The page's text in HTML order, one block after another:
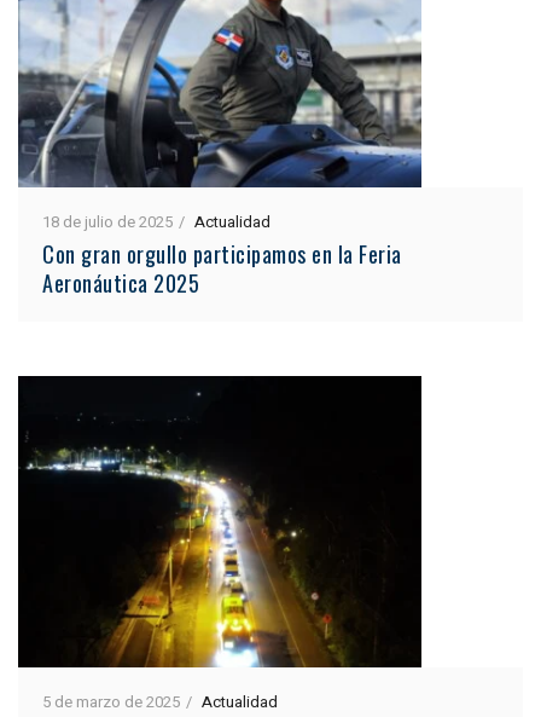
18 de julio de 2025 Actualidad
Con gran orgullo participamos en la Feria
Aeronáutica 2025
5 de marzo de 2025 Actualidad